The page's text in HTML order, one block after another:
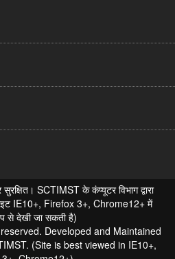
SCTIMST के कंप्यूटर विभाग द्वारा
IE10+, Firefox 3+, Chrome12+ में
से देखी जा सकती है)
Developed and Maintained
(Site is best viewed in IE10+,